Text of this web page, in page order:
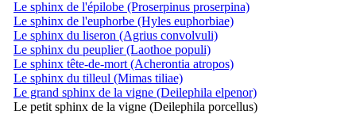
Le sphinx de l'épilobe (Proserpinus proserpina)
Le sphinx de l'euphorbe (Hyles euphorbiae)
Le sphinx du liseron (Agrius convolvuli)
Le sphinx du peuplier (Laothoe populi)
Le sphinx tête-de-mort (Acherontia atropos)
Le sphinx du tilleul (Mimas tiliae)
Le grand sphinx de la vigne (Deilephila elpenor)
Le petit sphinx de la vigne (Deilephila porcellus)